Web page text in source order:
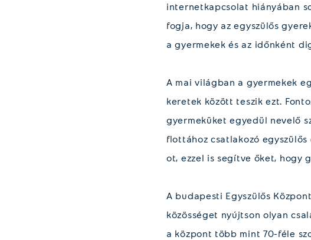
internetkapcsolat hiányában
fogja, hogy az egyszülős
a gyermekek és az időnként
A mai világban a gyermekek
keretek között teszik ezt.
gyermeküket egyedül nevelő
flottához csatlakozó
ot, ezzel is segítve őket, hogy
A budapesti Egyszülős
közösséget nyújtson olyan
a központ több mint 70-féle